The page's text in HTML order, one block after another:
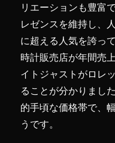
リエーションも豊富
レゼンスを維持し、
に超える人気を誇っ
時計販売店が年間売
イトジャストがロレ
ることが分かりまし
的手頃な価格帯で、
うです。